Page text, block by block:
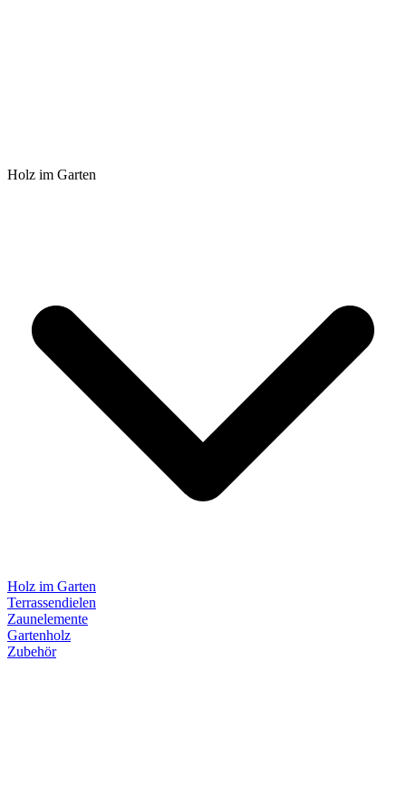
Holz im Garten
Holz im Garten
Terrassendielen
Zaunelemente
Gartenholz
Zubehör